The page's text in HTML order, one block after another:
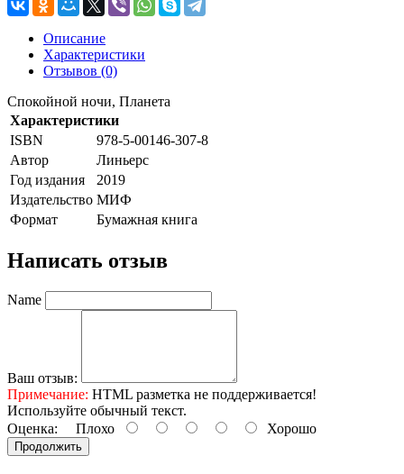
Описание
Характеристики
Отзывов (0)
Спокойной ночи, Планета
Характеристики
ISBN
978-5-00146-307-8
Автор
Линьерс
Год издания
2019
Издательство МИФ
Формат
Бумажная книга
Написать отзыв
Name
Ваш отзыв:
Примечание: HTML разметка не поддерживается!
Используйте обычный текст.
Оценка: Плохо Хорошо
Продолжить